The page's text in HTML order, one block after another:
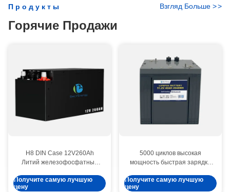
Продукты
Горячие Продажи
Взгляд Больше >>
H8 DIN Case 12V260Ah
Литий железофосфатный
Получите самую лучшую
цену
5000 циклов высокая
мощность быстрая зарядка
48V40Ah для гольф-кареты
Получите самую лучшую
цену